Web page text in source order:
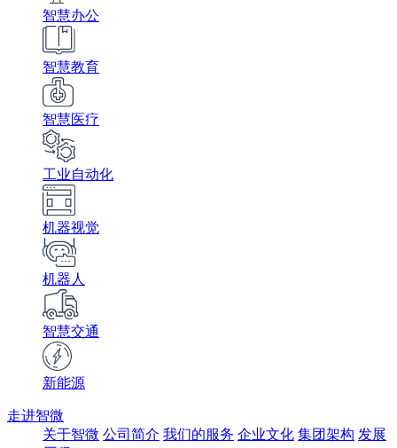
智慧办公
智慧教育
智慧医疗
工业自动化
机器视觉
机器人
智慧交通
新能源
走进智微
关于智微 公司简介 我们的服务 企业文化 集团架构 发展